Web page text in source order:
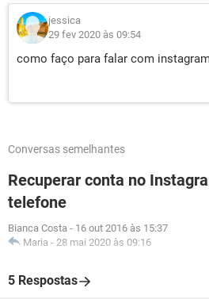
jessica
29 fev 2020 às 09:54
como faço para falar com
Conversas semelhantes
Recuperar conta no
telefone
Bianca Costa - 16 out 2016 às 15:37
Maria - 28 mai 2020 às 09:16
5 Respostas